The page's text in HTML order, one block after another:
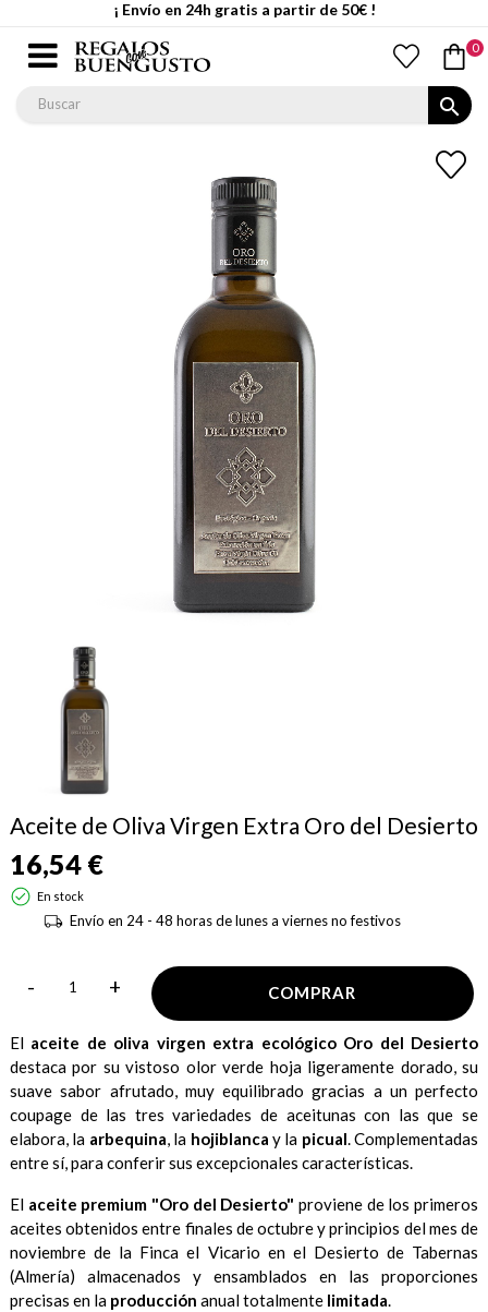
¡ Envío en 24h gratis a partir de 50€ !
0
search
Aceite de Oliva Virgen Extra Oro del Desierto
16,54 €
En stock
Envío en 24 - 48 horas de lunes a viernes no festivos
- + COMPRAR
El aceite de oliva virgen extra ecológico Oro del Desierto
destaca por su vistoso olor verde hoja ligeramente dorado, su
suave sabor afrutado, muy equilibrado gracias a un perfecto
coupage de las tres variedades de aceitunas con las que se
elabora, la arbequina, la hojiblanca y la picual. Complementadas
entre sí, para conferir sus excepcionales características.
El aceite premium "Oro del Desierto" proviene de los primeros
aceites obtenidos entre finales de octubre y principios del mes de
noviembre de la Finca el Vicario en el Desierto de Tabernas
(Almería) almacenados y ensamblados en las proporciones
precisas en la producción anual totalmente limitada.